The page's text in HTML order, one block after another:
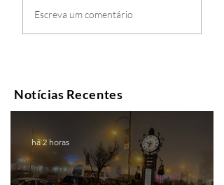
Escreva um comentário
Notícias Recentes
há 2 horas